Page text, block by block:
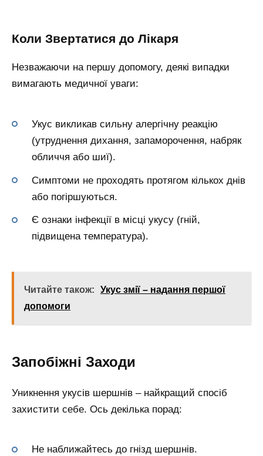
Коли Звертатися до Лікаря
Незважаючи на першу допомогу, деякі випадки
вимагають медичної уваги:
Укус викликав сильну алергічну реакцію
(утруднення дихання, запаморочення, набряк
обличчя або шиї).
Симптоми не проходять протягом кількох днів
або погіршуються.
Є ознаки інфекції в місці укусу (гній,
підвищена температура).
Читайте також:
Укус змії – надання першої
допомоги
Запобіжні Заходи
Уникнення укусів шершнів – найкращий спосіб
захистити себе. Ось декілька порад:
Не наближайтесь до гнізд шершнів.